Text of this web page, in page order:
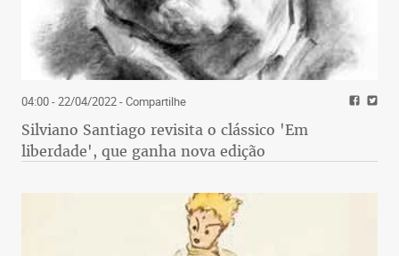
04:00 - 22/04/2022- Compartilhe
Silviano Santiago revisita o clássico 'Em
liberdade', que ganha nova edição